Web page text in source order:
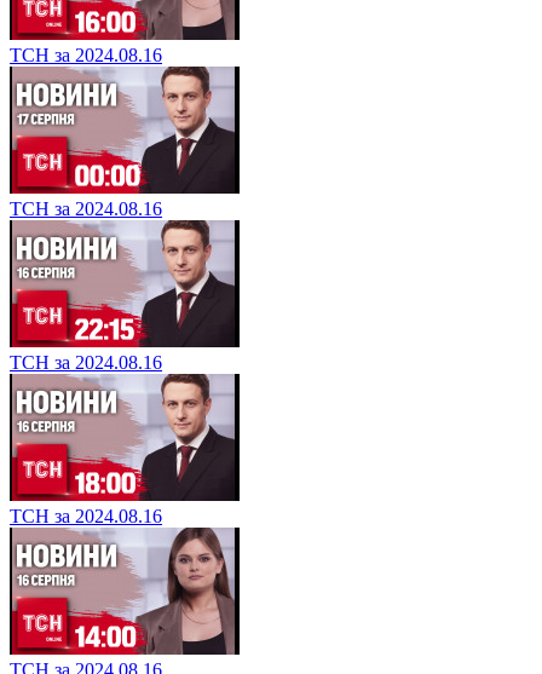
ТСН за 2024.08.16
ТСН за 2024.08.16
ТСН за 2024.08.16
ТСН за 2024.08.16
ТСН за 2024.08.16